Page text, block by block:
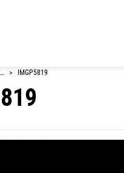
> IMGP5819